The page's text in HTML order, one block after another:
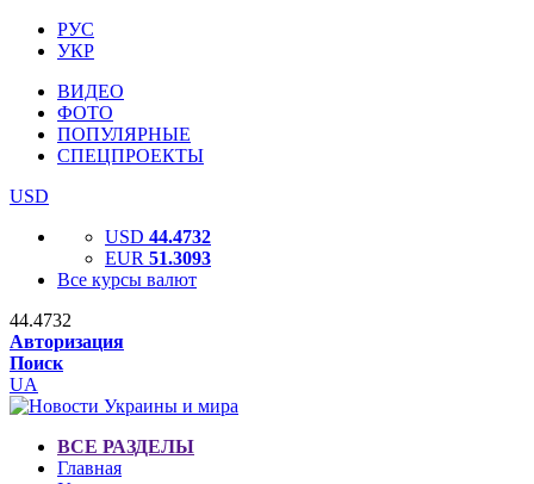
РУС
УКР
ВИДЕО
ФОТО
ПОПУЛЯРНЫЕ
СПЕЦПРОЕКТЫ
USD
USD 44.4732
EUR 51.3093
Все курсы валют
44.4732
Авторизация
Поиск
UA
ВСЕ РАЗДЕЛЫ
Главная